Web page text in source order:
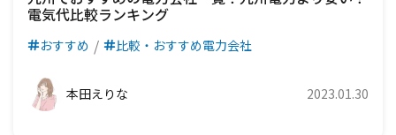
電気代比較ランキング
おすすめ 比較・おすすめ電力会社
本田えりな 2023.01.30